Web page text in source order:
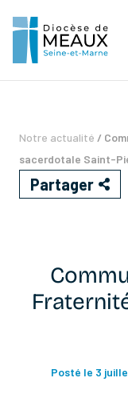
Notre actualité /
sacerdotale Saint-
Partager
Posté le 3